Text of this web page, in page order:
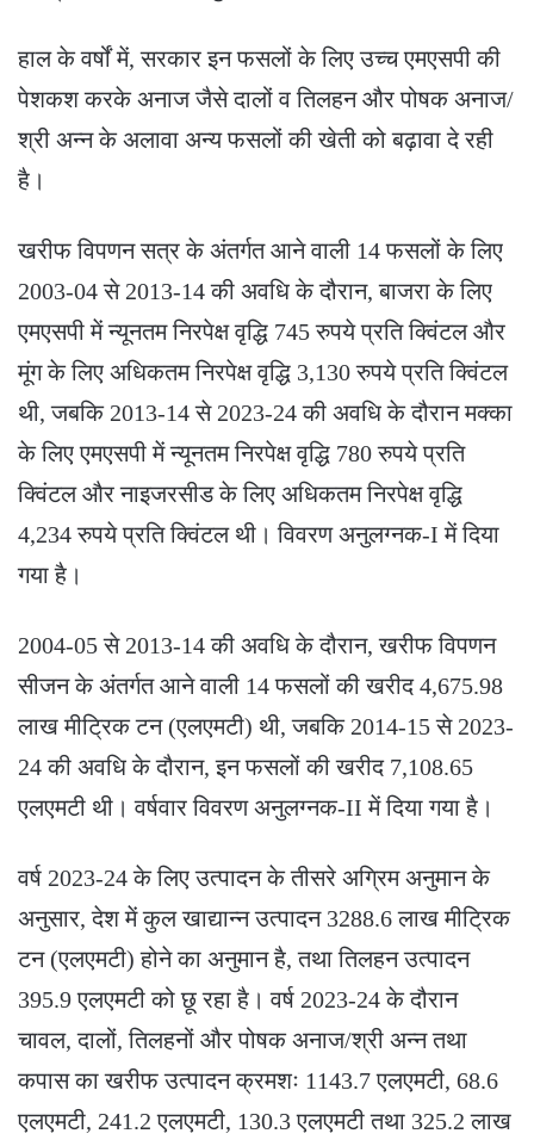
हाल के वर्षों में, सरकार इन फसलों के लिए उच्च एमएसपी की
पेशकश करके अनाज जैसे दालों व तिलहन और पोषक अनाज/
श्री अन्न के अलावा अन्य फसलों की खेती को बढ़ावा दे रही
है।
खरीफ विपणन सत्र के अंतर्गत आने वाली 14 फसलों के लिए
2003-04 से 2013-14 की अवधि के दौरान, बाजरा के लिए
एमएसपी में न्यूनतम निरपेक्ष वृद्धि 745 रुपये प्रति क्विंटल और
मूंग के लिए अधिकतम निरपेक्ष वृद्धि 3,130 रुपये प्रति क्विंटल
थी, जबकि 2013-14 से 2023-24 की अवधि के दौरान मक्का
के लिए एमएसपी में न्यूनतम निरपेक्ष वृद्धि 780 रुपये प्रति
क्विंटल और नाइजरसीड के लिए अधिकतम निरपेक्ष वृद्धि
4,234 रुपये प्रति क्विंटल थी। विवरण अनुलग्नक-I में दिया
गया है।
2004-05 से 2013-14 की अवधि के दौरान, खरीफ विपणन
सीजन के अंतर्गत आने वाली 14 फसलों की खरीद 4,675.98
लाख मीट्रिक टन (एलएमटी) थी, जबकि 2014-15 से 2023-
24 की अवधि के दौरान, इन फसलों की खरीद 7,108.65
एलएमटी थी। वर्षवार विवरण अनुलग्नक-II में दिया गया है।
वर्ष 2023-24 के लिए उत्पादन के तीसरे अग्रिम अनुमान के
अनुसार, देश में कुल खाद्यान्न उत्पादन 3288.6 लाख मीट्रिक
टन (एलएमटी) होने का अनुमान है, तथा तिलहन उत्पादन
395.9 एलएमटी को छू रहा है। वर्ष 2023-24 के दौरान
चावल, दालों, तिलहनों और पोषक अनाज/श्री अन्न तथा
कपास का खरीफ उत्पादन क्रमशः 1143.7 एलएमटी, 68.6
एलएमटी, 241.2 एलएमटी, 130.3 एलएमटी तथा 325.2 लाख